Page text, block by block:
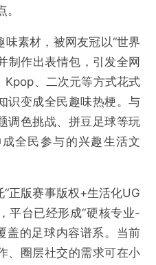
交
素材，被网友冠以“世界
制作出表情包，引发全网
Kpop、二次元等方式花式
识变成全民趣味热梗。与
调色挑战、拼豆足球等玩
全民参与的兴趣生活文
正版赛事版权+生活化UG
平台已经形成“硬核专业-
盖的足球内容谱系。当前
、圈层社交的需求可在小